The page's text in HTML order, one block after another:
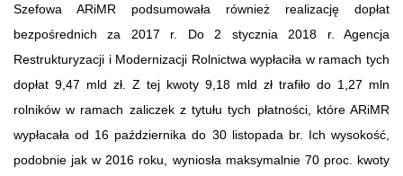
Szefowa ARiMR podsumowała również realizację dopłat
bezpośrednich za 2017 r. Do 2 stycznia 2018 r. Agencja
Restrukturyzacji i Modernizacji Rolnictwa wypłaciła w ramach tych
dopłat 9,47 mld zł. Z tej kwoty 9,18 mld zł trafiło do 1,27 mln
rolników w ramach zaliczek z tytułu tych płatności, które ARiMR
wypłacała od 16 października do 30 listopada br. Ich wysokość,
podobnie jak w 2016 roku, wyniosła maksymalnie 70 proc. kwoty